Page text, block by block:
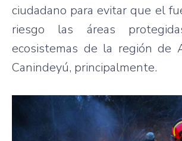
ciudadano para evitar que el
riesgo las áreas
ecosistemas de la región de
Canindeyú, principalmente.